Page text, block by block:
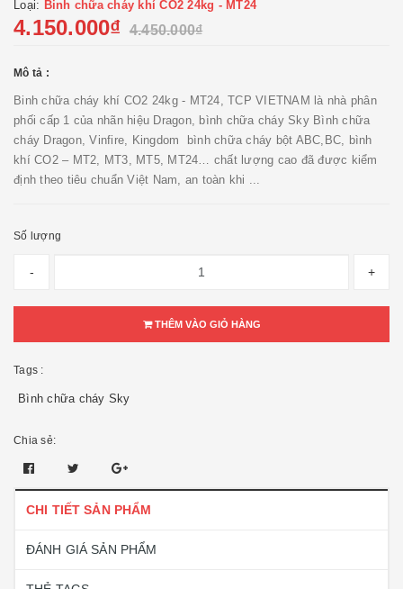
Loại: Binh chữa cháy khí CO2 24kg - MT24
4.150.000₫ 4.450.000₫
Mô tả :
Binh chữa cháy khí CO2 24kg - MT24, TCP VIETNAM là nhà phân
phối cấp 1 của nhãn hiệu Dragon, bình chữa cháy Sky Bình chữa
cháy Dragon, Vinfire, Kingdom bình chữa cháy bột ABC,BC, bình
khí CO2 – MT2, MT3, MT5, MT24… chất lượng cao đã được kiểm
định theo tiêu chuẩn Việt Nam, an toàn khi ...
Số lượng
- +
THÊM VÀO GIỎ HÀNG
Tags :
Bình chữa cháy Sky
Chia sẻ:
CHI TIẾT SẢN PHẨM
ĐÁNH GIÁ SẢN PHẨM